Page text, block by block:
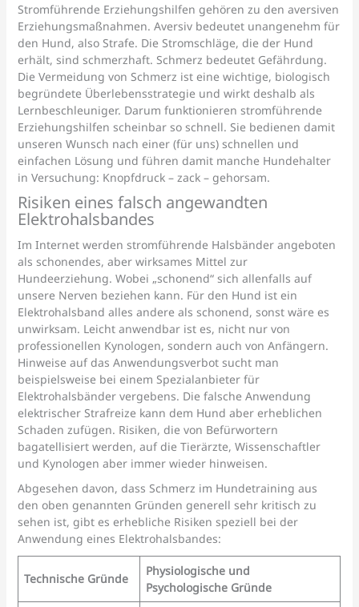
Stromführende Erziehungshilfen gehören zu den aversiven
Erziehungsmaßnahmen. Aversiv bedeutet unangenehm für
den Hund, also Strafe. Die Stromschläge, die der Hund
erhält, sind schmerzhaft. Schmerz bedeutet Gefährdung.
Die Vermeidung von Schmerz ist eine wichtige, biologisch
begründete Überlebensstrategie und wirkt deshalb als
Lernbeschleuniger. Darum funktionieren stromführende
Erziehungshilfen scheinbar so schnell. Sie bedienen damit
unseren Wunsch nach einer (für uns) schnellen und
einfachen Lösung und führen damit manche Hundehalter
in Versuchung: Knopfdruck – zack – gehorsam.
Risiken eines falsch angewandten
Elektrohalsbandes
Im Internet werden stromführende Halsbänder angeboten
als schonendes, aber wirksames Mittel zur
Hundeerziehung. Wobei „schonend“ sich allenfalls auf
unsere Nerven beziehen kann. Für den Hund ist ein
Elektrohalsband alles andere als schonend, sonst wäre es
unwirksam. Leicht anwendbar ist es, nicht nur von
professionellen Kynologen, sondern auch von Anfängern.
Hinweise auf das Anwendungsverbot sucht man
beispielsweise bei einem Spezialanbieter für
Elektrohalsbänder vergebens. Die falsche Anwendung
elektrischer Strafreize kann dem Hund aber erheblichen
Schaden zufügen. Risiken, die von Befürwortern
bagatellisiert werden, auf die Tierärzte, Wissenschaftler
und Kynologen aber immer wieder hinweisen.
Abgesehen davon, dass Schmerz im Hundetraining aus
den oben genannten Gründen generell sehr kritisch zu
sehen ist, gibt es erhebliche Risiken speziell bei der
Anwendung eines Elektrohalsbandes:
Technische Gründe
Physiologische und
Psychologische Gründe